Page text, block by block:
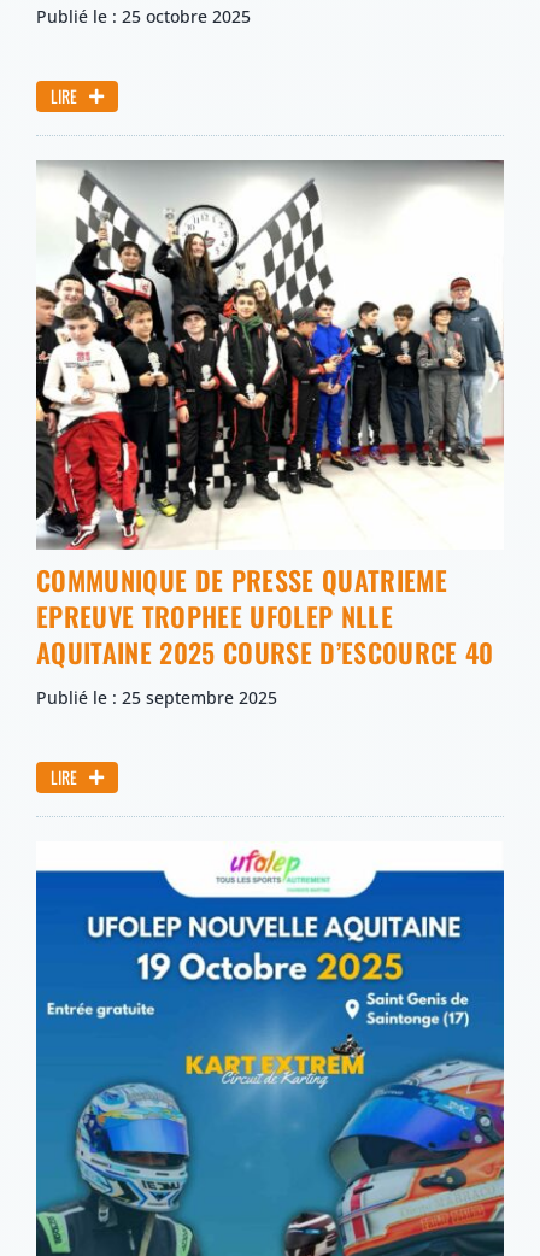
Publié le : 25 octobre 2025
LIRE
COMMUNIQUE DE PRESSE QUATRIEME
EPREUVE TROPHEE UFOLEP NLLE
AQUITAINE 2025 COURSE D’ESCOURCE 40
Publié le : 25 septembre 2025
LIRE